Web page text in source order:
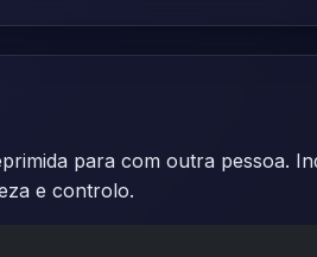
para com outra pessoa.
e controlo.